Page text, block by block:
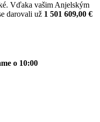
Vďaka vašim Anjelským
darovali už 1 501 609,00 €
o 10:00